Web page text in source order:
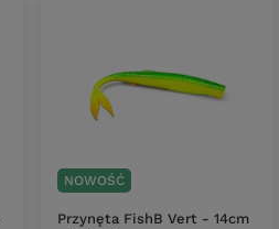
NOWOŚĆ
Przynęta FishB Vert - 14cm